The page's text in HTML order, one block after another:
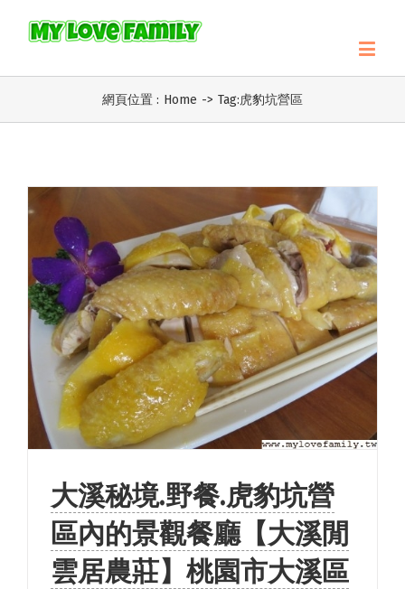
網頁位置 : Home -> Tag:虎豹坑營區
大溪秘境.野餐.虎豹坑營
區內的景觀餐廳【大溪閒
雲居農莊】桃園市大溪區